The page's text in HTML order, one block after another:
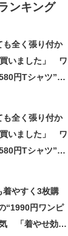
ンキング
も全く張り付か
いました」 ワ
円Tシャツ”が
も全く張り付か
いました」 ワ
円Tシャツ”が
着やすく3枚購
円ワンピ
「着やせ効果